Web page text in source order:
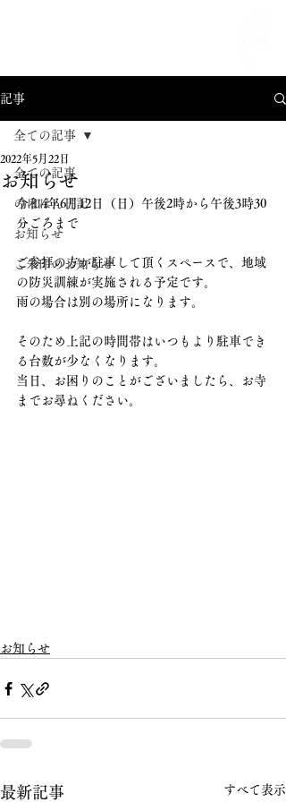
記事
全ての記事
のほほん日記
お知らせ
ご朱印のお知らせ
全ての記事
お知らせ
2022年5月22日
令和4年6月12日（日）午後2時から午後3時30
分ごろまで
ご参拝の方が駐車して頂くスペースで、地域
の防災訓練が実施される予定です。
雨の場合は別の場所になります。
そのため上記の時間帯はいつもより駐車でき
る台数が少なくなります。
当日、お困りのことがございましたら、お寺
までお尋ねください。
お知らせ
最新記事 すべて表示